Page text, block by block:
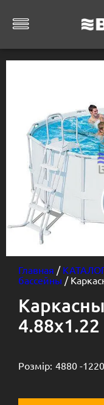
Главная /
бассейны /
4.88х1.22
Розмір: 4880 -